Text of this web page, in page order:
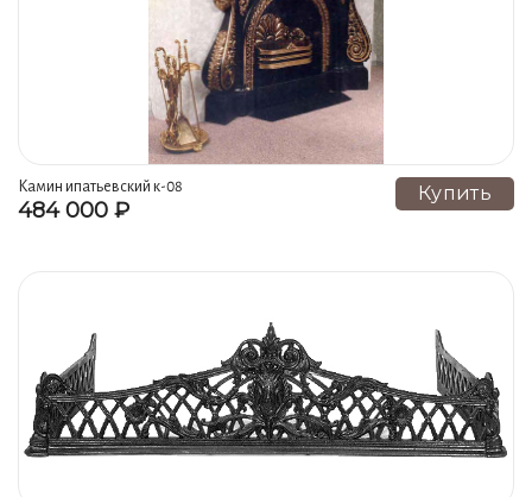
Камин ипатьевский к-08
484 000 ₽
Купить